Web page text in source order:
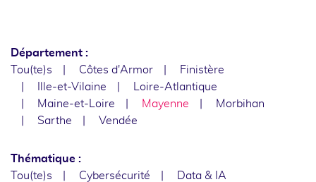
Département :
Tou(te)s
Côtes d'Armor
Finistère
Ille-et-Vilaine
Loire-Atlantique
Maine-et-Loire
Mayenne
Morbihan
Sarthe
Vendée
Thématique :
Tou(te)s
Cybersécurité
Data & IA